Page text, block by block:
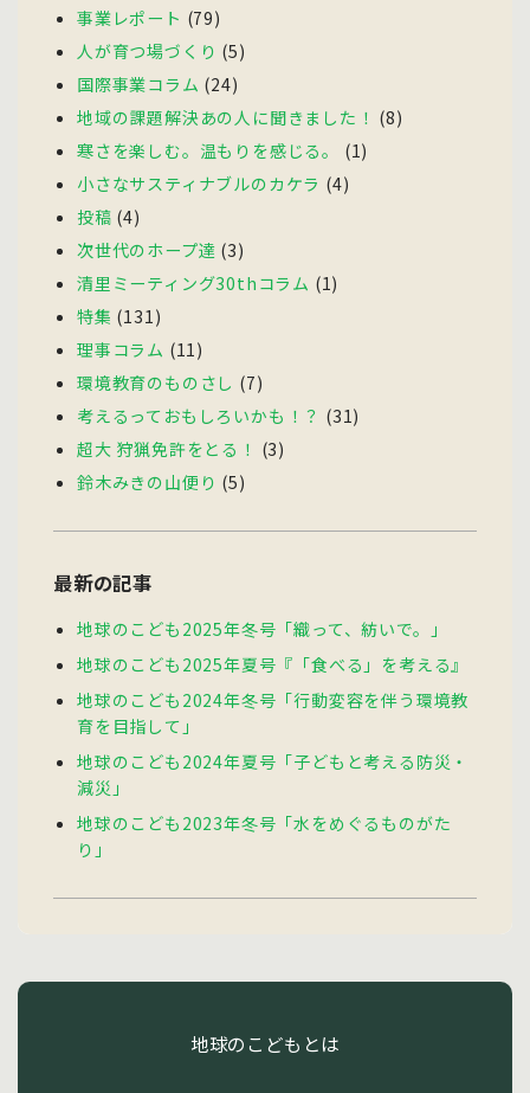
事業レポート (79)
人が育つ場づくり (5)
国際事業コラム (24)
地域の課題解決あの人に聞きました！ (8)
寒さを楽しむ。温もりを感じる。
(1)
小さなサスティナブルのカケラ (4)
投稿 (4)
次世代のホープ達 (3)
清里ミーティング30thコラム (1)
特集 (131)
理事コラム (11)
環境教育のものさし (7)
考えるっておもしろいかも！？ (31)
超大 狩猟免許をとる！ (3)
鈴木みきの山便り (5)
最新の記事
地球のこども2025年冬号「織って、紡いで。」
地球のこども2025年夏号『「食べる」を考える』
地球のこども2024年冬号「行動変容を伴う環境教
育を目指して」
地球のこども2024年夏号「子どもと考える防災・
減災」
地球のこども2023年冬号「水をめぐるものがた
り」
地球のこどもとは